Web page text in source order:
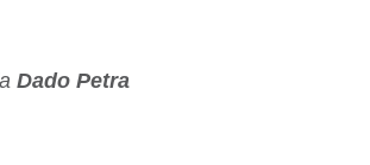
Dado Petra